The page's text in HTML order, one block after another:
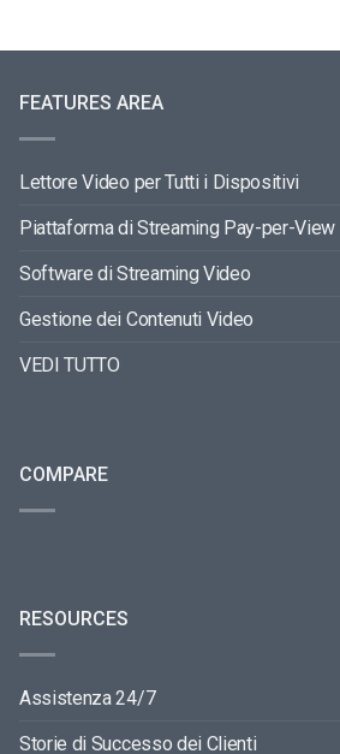
FEATURES AREA
Lettore Video per Tutti i Dispositivi
Piattaforma di Streaming Pay-per-View
Software di Streaming Video
Gestione dei Contenuti Video
VEDI TUTTO
COMPARE
RESOURCES
Assistenza 24/7
Storie di Successo dei Clienti